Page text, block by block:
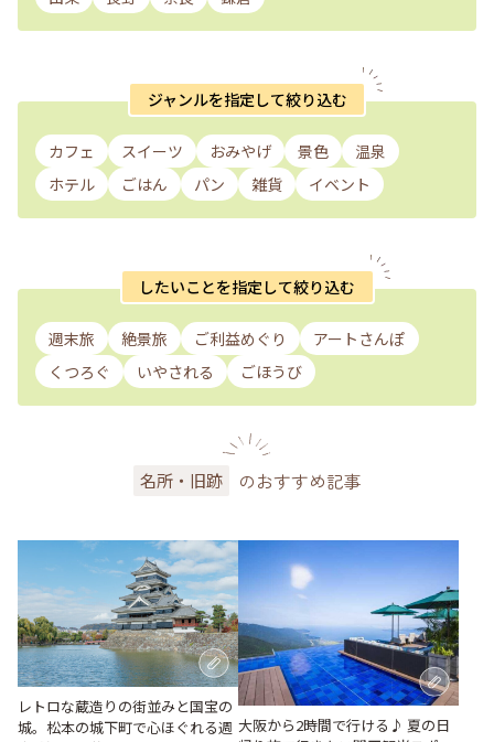
ジャンルを指定して絞り込む
カフェ スイーツ おみやげ 景色
温泉
ホテル
ごはん パン 雑貨 イベント
したいことを指定して絞り込む
週末旅 絶景旅 ご利益めぐり
アートさんぽ
くつろぐ
いやされる ごほうび
名所・旧跡 のおすすめ記事
レトロな蔵造りの街並みと国宝の
城。松本の城下町で心ほぐれる週 大阪から2時間で行ける♪ 夏の日